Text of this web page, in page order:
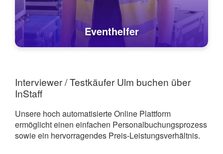
Eventhelfer
Interviewer / Testkäufer Ulm buchen über
InStaff
Unsere hoch automatisierte Online Plattform
ermöglicht einen einfachen Personalbuchungsprozess
sowie ein hervorragendes Preis-Leistungsverhältnis.